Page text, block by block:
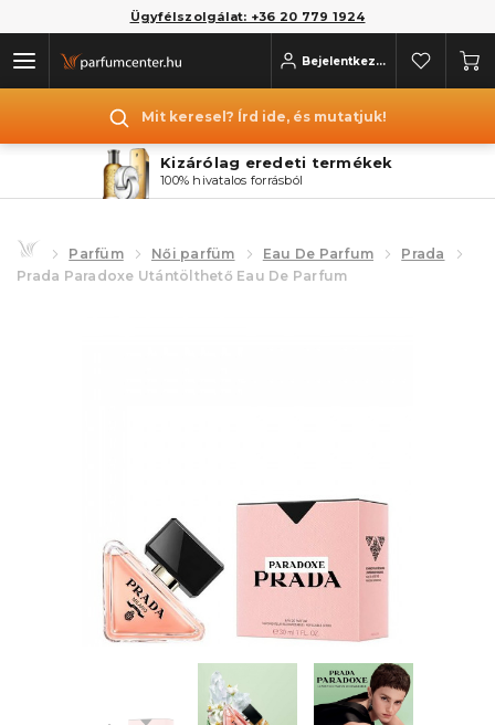
Ügyfélszolgálat: +36 20 779 1924
Bejelentkezés
Mit keresel? Írd ide, és mutatjuk!
Kizárólag eredeti termékek
100% hivatalos forrásból
Parfüm Női parfüm Eau De Parfum
Prada
Prada Paradoxe Utántölthető Eau De Parfum